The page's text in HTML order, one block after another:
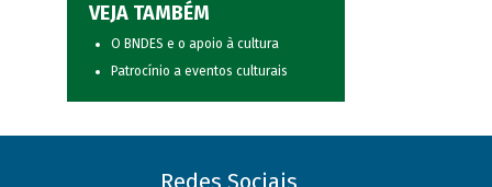
VEJA TAMBÉM
O BNDES e o apoio à cultura
Patrocínio a eventos culturais
Redes Sociais